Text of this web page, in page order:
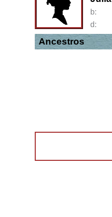
b:
d:
Ancestros